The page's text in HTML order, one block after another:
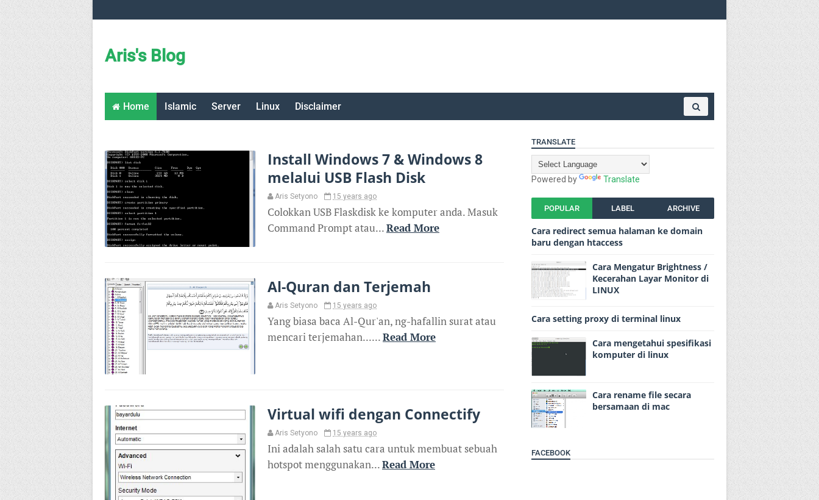
Aris's Blog
Home Islamic Server Linux Disclaimer
Install Windows 7 & Windows 8
melalui USB Flash Disk
Aris Setyono 15 years ago
Colokkan USB Flaskdisk ke komputer anda. Masuk
Command Prompt atau...Read More
Al-Quran dan Terjemah
Aris Setyono 15 years ago
Yang biasa baca Al-Qur'an, ng-hafallin surat atau
mencari terjemahan......Read More
Virtual wifi dengan Connectify
Aris Setyono 15 years ago
Ini adalah salah satu cara untuk membuat sebuah
hotspot menggunakan...Read More
TRANSLATE
Powered by Translate
POPULAR LABEL ARCHIVE
Cara redirect semua halaman ke domain
baru dengan htaccess
Cara Mengatur Brightness /
Kecerahan Layar Monitor di
LINUX
Cara setting proxy di terminal linux
Cara mengetahui spesifikasi
komputer di linux
Cara rename file secara
bersamaan di mac
FACEBOOK